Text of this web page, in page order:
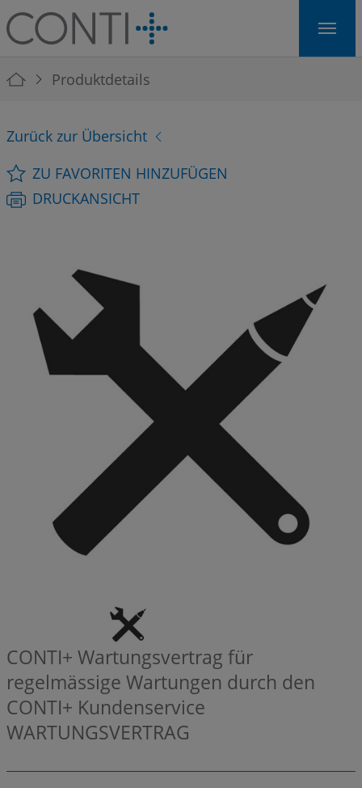
Skip to main navigation
Skip to main content
Skip to page footer
You are here:
Produktdetails
Zurück zur Übersicht
ZU FAVORITEN HINZUFÜGEN
DRUCKANSICHT
CONTI+ Wartungsvertrag für
regelmässige Wartungen durch den
CONTI+ Kundenservice
WARTUNGSVERTRAG